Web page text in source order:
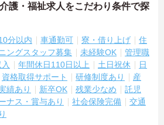
護・福祉求人をこだわり条件で探
分以内 車通勤可 寮・借り上げ
住
ングスタッフ募集 未経験OK
管理職
年間休日110日以上 土日祝休
日
資格取得サポート 研修制度あり
産
績あり
新卒OK 残業少なめ
託児
ナス・賞与あり 社会保険完備
交通